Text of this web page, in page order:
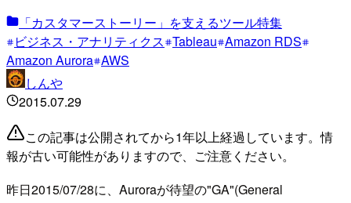
「カスタマーストーリー」を支えるツール特集
ビジネス・アナリティクス Tableau Amazon RDS
Amazon Aurora AWS
しんや
2015.07.29
この記事は公開されてから1年以上経過しています。情
報が古い可能性がありますので、ご注意ください。
昨日2015/07/28に、Auroraが待望の"GA"(General